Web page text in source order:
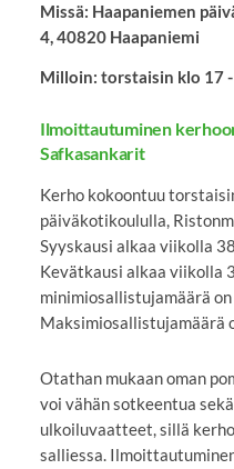
Missä: Haapaniemen
4, 40820 Haapaniemi
Milloin: torstaisin klo 17
Ilmoittautuminen
Safkasankarit
Kerho kokoontuu
päiväkotikoululla,
Syyskausi alkaa viikolla
Kevätkausi alkaa viikolla
minimiosallistujamäärä
Maksimiosallistujamäärä
Otathan mukaan oman
voi vähän sotkeentua
ulkoiluvaatteet, sillä
salliessa.